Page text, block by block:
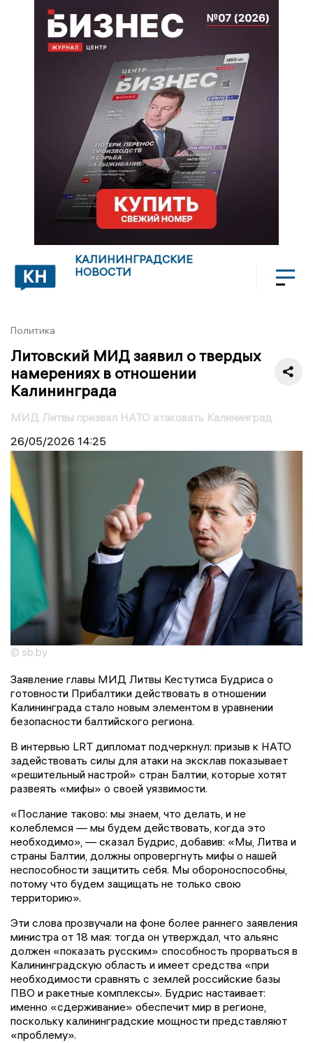
КАЛИНИНГРАДСКИЕ
НОВОСТИ
Политика
Литовский МИД заявил о твердых
намерениях в отношении
Калининграда
МИД Литвы призвал НАТО атаковать Калининград
26/05/2026 14:25
© sb.by
Заявление главы МИД Литвы Кестутиса Будриса о
готовности Прибалтики действовать в отношении
Калининграда стало новым элементом в уравнении
безопасности балтийского региона.
В интервью LRT дипломат подчеркнул: призыв к НАТО
задействовать силы для атаки на эксклав показывает
«решительный настрой» стран Балтии, которые хотят
развеять «мифы» о своей уязвимости.
«Послание таково: мы знаем, что делать, и не
колеблемся — мы будем действовать, когда это
необходимо», — сказал Будрис, добавив: «Мы, Литва и
страны Балтии, должны опровергнуть мифы о нашей
неспособности защитить себя. Мы обороноспособны,
потому что будем защищать не только свою
территорию».
Эти слова прозвучали на фоне более раннего заявления
министра от 18 мая: тогда он утверждал, что альянс
должен «показать русским» способность прорваться в
Калининградскую область и имеет средства «при
необходимости сравнять с землей российские базы
ПВО и ракетные комплексы». Будрис настаивает:
именно «сдерживание» обеспечит мир в регионе,
поскольку калининградские мощности представляют
«проблему».